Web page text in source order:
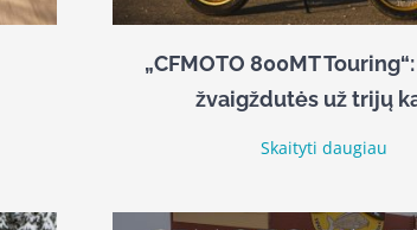
„CFMOTO 800MT
žvaigždutės už trijų
Skaityti daugiau